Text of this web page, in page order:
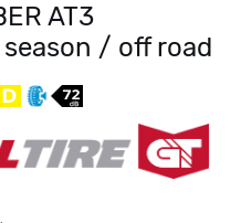
AT3
/ off road